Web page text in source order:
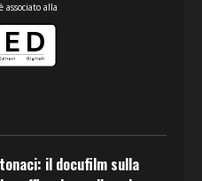
associato alla
il docufilm sulla